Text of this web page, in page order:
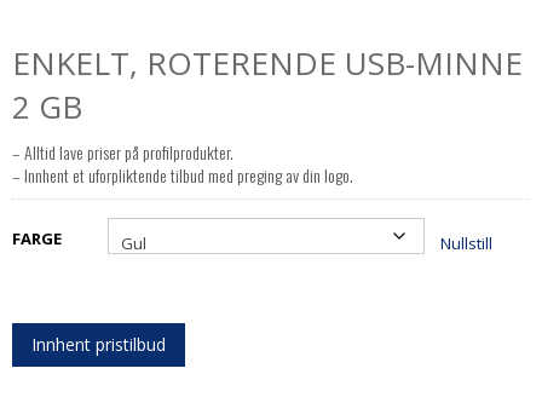
ENKELT, ROTERENDE USB-MINNE
2 GB
– Alltid lave priser på profilprodukter.
– Innhent et uforpliktende tilbud med preging av din logo.
FARGE Nullstill
Innhent pristilbud